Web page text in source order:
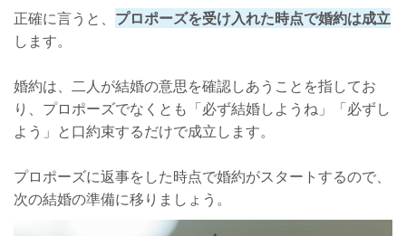
正確に言うと、 プロポーズを受け入れた時点で婚約は成立
します。
婚約は、二人が結婚の意思を確認しあうことを指してお
り、プロポーズでなくとも「必ず結婚しようね」「必ずし
よう」と口約束するだけで成立します。
プロポーズに返事をした時点で婚約がスタートするので、
次の結婚の準備に移りましょう。